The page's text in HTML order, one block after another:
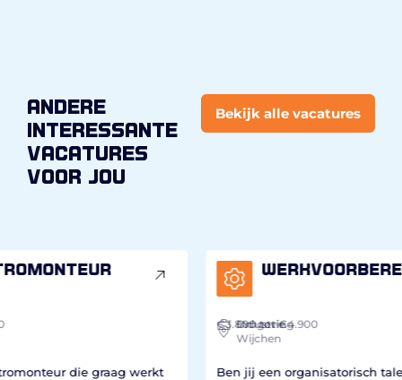
andere
interessante
vacatures
voor jou
Bekijk alle vacatures
Werkvoorbereider
Ben jij een organisatorisch talent met